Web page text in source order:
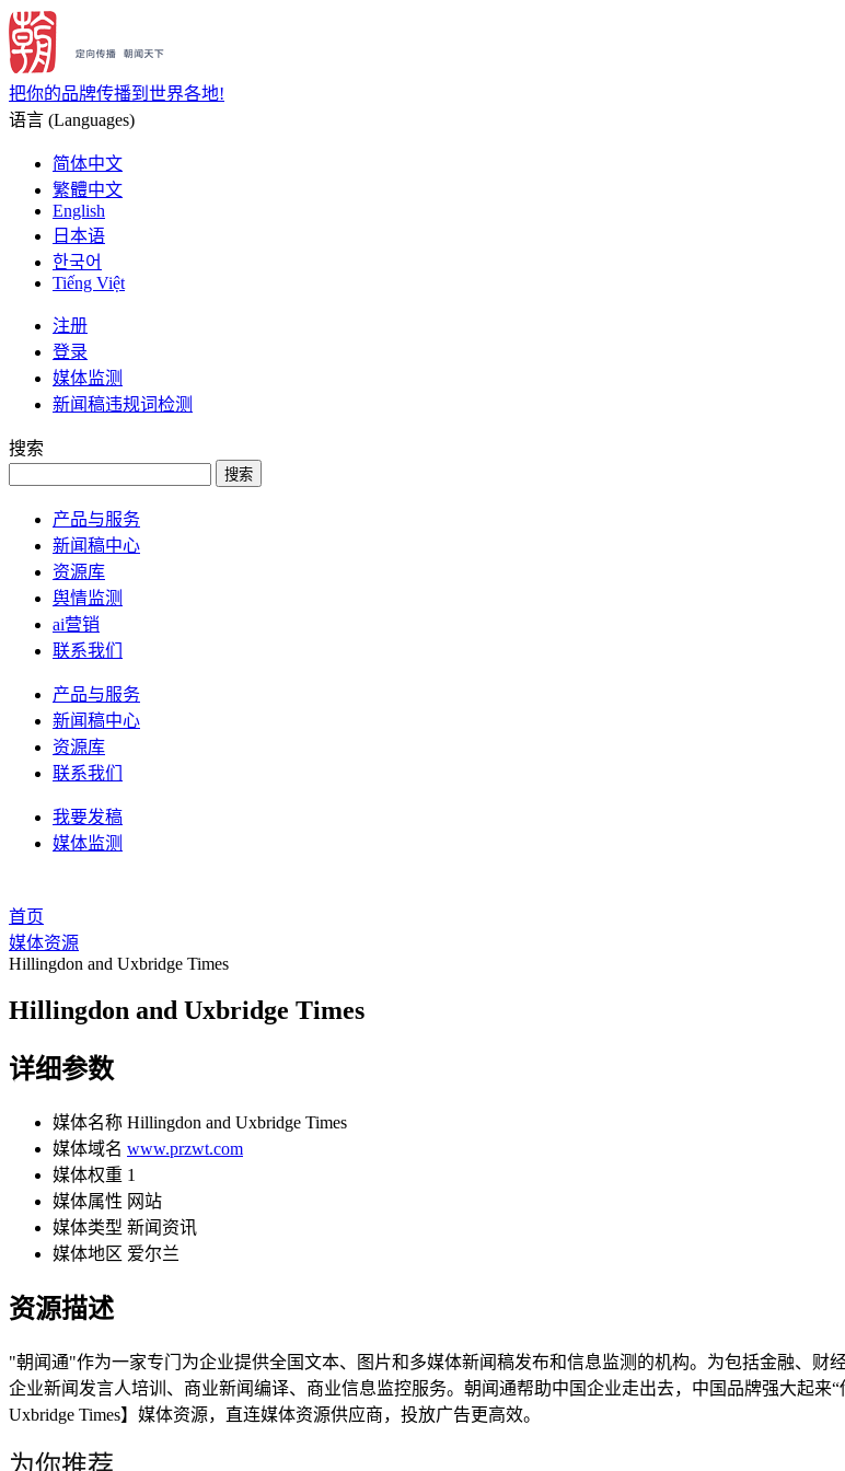
把你的品牌传播到世界各地!
语言 (Languages)
简体中文
繁體中文
English
日本语
한국어
Tiếng Việt
注册
登录
媒体监测
新闻稿违规词检测
搜索
搜索
产品与服务
新闻稿中心
资源库
舆情监测
ai营销
联系我们
产品与服务
新闻稿中心
资源库
联系我们
我要发稿
媒体监测
首页
媒体资源
Hillingdon and Uxbridge Times
Hillingdon and Uxbridge Times
详细参数
媒体名称 Hillingdon and Uxbridge Times
媒体域名 www.przwt.com
媒体权重 1
媒体属性 网站
媒体类型 新闻资讯
媒体地区 爱尔兰
资源描述
"朝闻通"作为一家专门为企业提供全国文本、图片和多媒体新闻稿发布和信息监测的机构。为包括金融、财
企业新闻发言人培训、商业新闻编译、商业信息监控服务。朝闻通帮助中国企业走出去，中国品牌强大起来
Uxbridge Times】媒体资源，直连媒体资源供应商，投放广告更高效。
为你推荐